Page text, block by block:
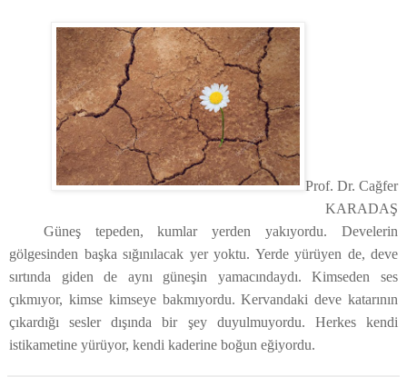
Prof. Dr. Cağfer
KARADAŞ
Güneş tepeden, kumlar yerden yakıyordu. Develerin
gölgesinden başka sığınılacak yer yoktu. Yerde yürüyen de, deve
sırtında giden de aynı güneşin yamacındaydı. Kimseden ses
çıkmıyor, kimse kimseye bakmıyordu. Kervandaki deve katarının
çıkardığı sesler dışında bir şey duyulmuyordu. Herkes kendi
istikametine yürüyor, kendi kaderine boğun eğiyordu.